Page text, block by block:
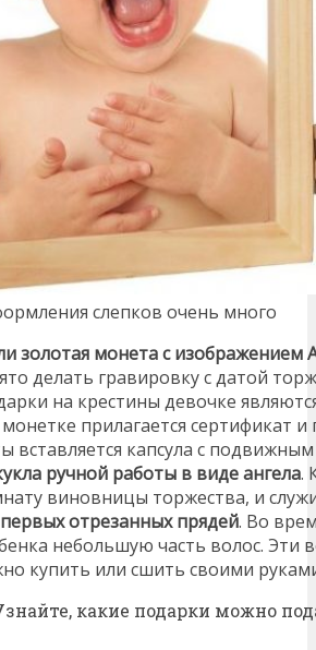
слепков очень много
золотая монета с изображением
делать гравировку с датой
на крестины девочке
прилагается сертификат
вставляется капсула с
ручной работы в виде ангела.
виновницы торжества, и
отрезанных прядей. Во
небольшую часть волос. Эти
купить или сшить своими
какие подарки можно